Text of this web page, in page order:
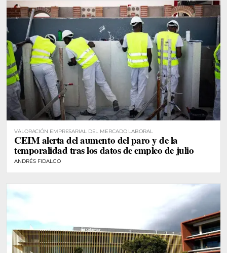
VALORACIÓN EMPRESARIAL DEL MERCADO LABORAL
CEIM alerta del aumento del paro y de la
temporalidad tras los datos de empleo de julio
ANDRÉS FIDALGO